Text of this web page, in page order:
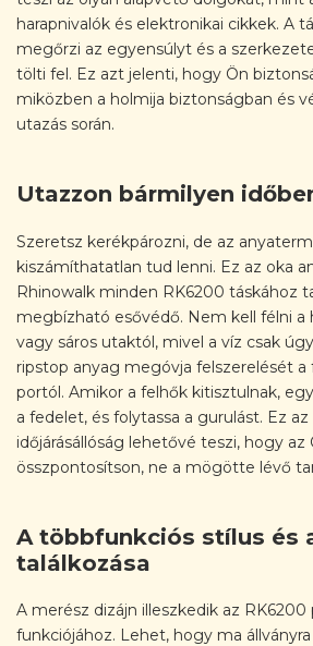
harapnivalók és elektronikai cikkek. A
megőrzi az egyensúlyt és a
tölti fel. Ez azt jelenti, hogy Ön
miközben a holmija biztonságban és
utazás során.
Utazzon bármilyen
Szeretsz kerékpározni, de az
kiszámíthatatlan tud lenni. Ez az oka
Rhinowalk minden RK6200 táskához
megbízható esővédő. Nem kell félni a
vagy sáros utaktól, mivel a víz csak
ripstop anyag megóvja felszerelését a
portól. Amikor a felhők kitisztulnak,
a fedelet, és folytassa a gurulást. Ez
időjárásállóság lehetővé teszi, hogy az
összpontosítson, ne a mögötte lévő
A többfunkciós stílus és
találkozása
A merész dizájn illeszkedik az RK6200
funkciójához. Lehet, hogy ma